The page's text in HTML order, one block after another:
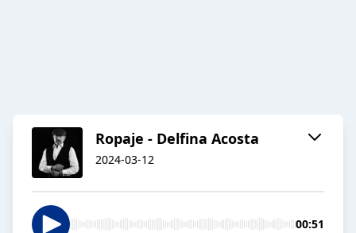
Ropaje - Delfina Acosta
2024-03-12
00:51